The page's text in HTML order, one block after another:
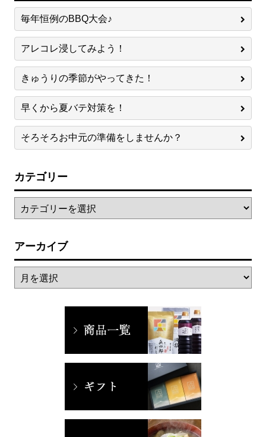
毎年恒例のBBQ大会♪
アレコレ浸してみよう！
きゅうりの季節がやってきた！
早くから夏バテ対策を！
そろそろお中元の準備をしませんか？
カテゴリー
アーカイブ